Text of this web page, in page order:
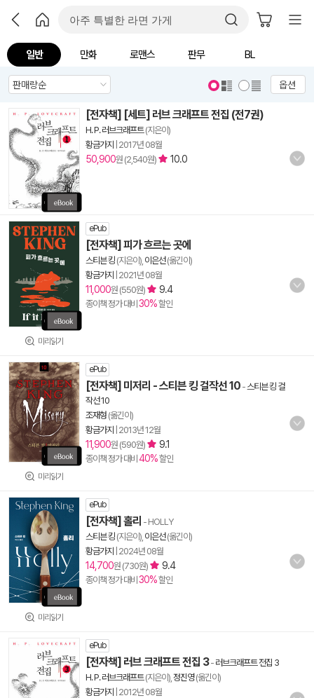
일반 만화 로맨스 판무 BL
옵션
[전자책] [세트] 러브 크래프트 전집 (전7권)
H. P. 러브크래프트(지은이)
황금가지
2017년 08월
50,900원 (2,540원) 10.0
미리읽기
ePub
[전자책] 피가 흐르는 곳에
스티븐 킹 (지은이), 이은선(옮긴이)
황금가지
2021년 08월
11,000원 (550원) 9.4
종이책 정가 대비 30%할인
미리읽기
ePub
[전자책] 미저리 - 스티븐 킹 걸작선 10 -스티븐 킹 걸
작선 10
조재형 (옮긴이)
황금가지
2013년 12월
11,900원 (590원) 9.1
종이책 정가 대비 40%할인
미리읽기
ePub
[전자책] 홀리 - HOLLY
스티븐 킹 (지은이), 이은선(옮긴이)
황금가지
2024년 08월
14,700원 (730원) 9.4
종이책 정가 대비 30%할인
ePub
[전자책] 러브 크래프트 전집 3- 러브크래프트 전집 3
H. P. 러브크래프트(지은이), 정진영(옮긴이)
황금가지
2012년 08월